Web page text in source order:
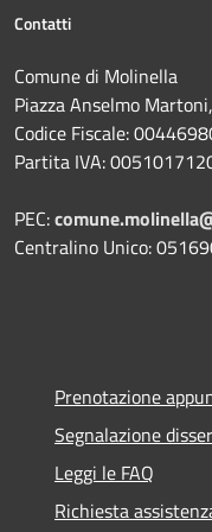
Contatti
Comune di Molinella
Piazza Anselmo
Codice Fiscale:
Partita IVA:
PEC:
Centralino Unico:
Prenotazione
Segnalazione
Leggi le FAQ
Richiesta